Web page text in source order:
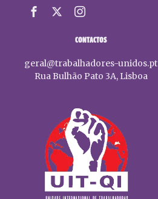
CONTACTOS
geral@trabalhadores-unidos.pt
Rua Bulhão Pato 3A, Lisboa